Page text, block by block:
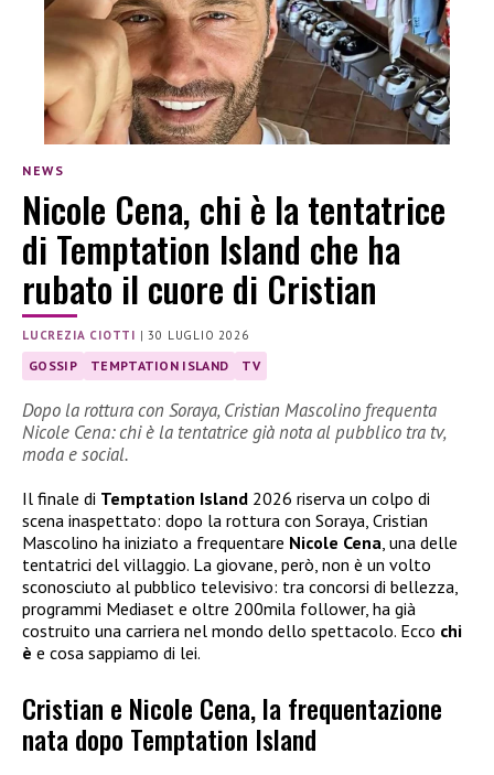
NEWS
Nicole Cena, chi è la tentatrice
di Temptation Island che ha
rubato il cuore di Cristian
LUCREZIA CIOTTI |30 LUGLIO 2026
GOSSIP TEMPTATION ISLAND TV
Dopo la rottura con Soraya, Cristian Mascolino frequenta
Nicole Cena: chi è la tentatrice già nota al pubblico tra tv,
moda e social.
Il finale di Temptation Island 2026 riserva un colpo di
scena inaspettato: dopo la rottura con Soraya, Cristian
Mascolino ha iniziato a frequentare Nicole Cena , una delle
tentatrici del villaggio. La giovane, però, non è un volto
sconosciuto al pubblico televisivo: tra concorsi di bellezza,
programmi Mediaset e oltre 200mila follower, ha già
costruito una carriera nel mondo dello spettacolo. Ecco chi
è e cosa sappiamo di lei.
Cristian e Nicole Cena, la frequentazione
nata dopo Temptation Island